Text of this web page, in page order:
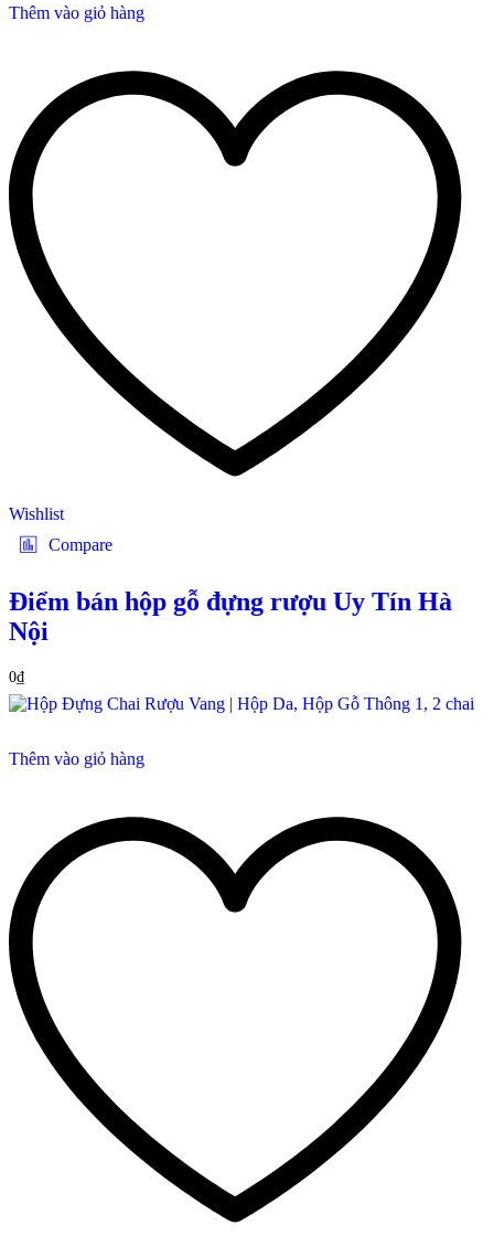
Thêm vào giỏ hàng
Wishlist
Compare
Điểm bán hộp gỗ đựng rượu Uy Tín Hà
Nội
0₫
Thêm vào giỏ hàng